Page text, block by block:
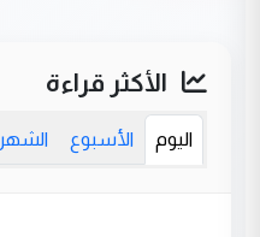
الأكثر قراءة
اليوم الأسبوع الشهر